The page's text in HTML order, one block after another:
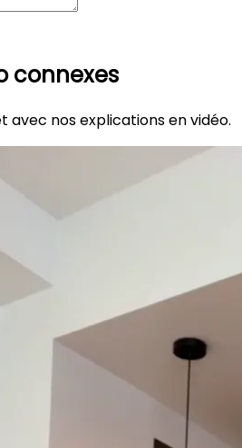
connexes
avec nos explications en vidéo.